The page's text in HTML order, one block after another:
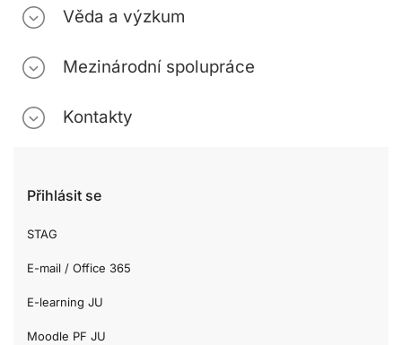
Věda a výzkum
Mezinárodní spolupráce
Kontakty
Přihlásit se
STAG
E-mail / Office 365
E-learning JU
Moodle PF JU